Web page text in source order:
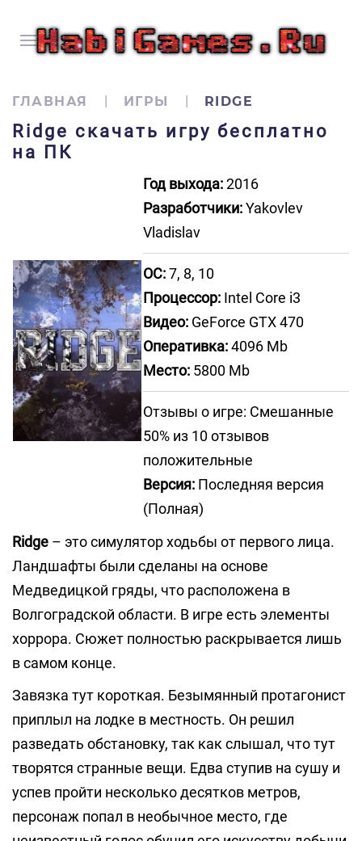
ГЛАВНАЯ ИГРЫ RIDGE
Ridge скачать игру бесплатно
на ПК
Год выхода:2016
Разработчики:Yakovlev
Vladislav
ОС:7, 8, 10
Процессор: Intel Core i3
Видео: GeForce GTX 470
Оперативка:4096 Mb
Место: 5800 Mb
Отзывы о игре: Смешанные
50% из 10 отзывов
положительные
Версия: Последняя версия
(Полная)
Ridge – это симулятор ходьбы от первого лица.
Ландшафты были сделаны на основе
Медведицкой гряды, что расположена в
Волгоградской области. В игре есть элементы
хоррора. Сюжет полностью раскрывается лишь
в самом конце.
Завязка тут короткая. Безымянный протагонист
приплыл на лодке в местность. Он решил
разведать обстановку, так как слышал, что тут
творятся странные вещи. Едва ступив на сушу и
успев пройти несколько десятков метров,
персонаж попал в необычное место, где